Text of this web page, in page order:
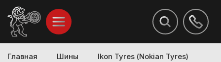
Главная Шины
Ikon Tyres (Nokian Tyres)